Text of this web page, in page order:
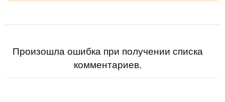
Произошла ошибка при получении списка
комментариев.